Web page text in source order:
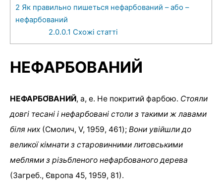
2 Як правильно пишеться нефарбований – або –
нефарбований
2.0.0.1 Схожі статті
НЕФАРБОВАНИЙ
НЕФАРБО́ВАНИЙ, а, е. Не покритий фарбою. Стояли
довгі тесані і нефарбовані столи з такими ж лавами
біля них(Смолич, V, 1959, 461); Вони увійшли до
великої кімнати з старовинними литовськими
меблями з різьбленого нефарбованого дерева
(Загреб., Європа 45, 1959, 81).